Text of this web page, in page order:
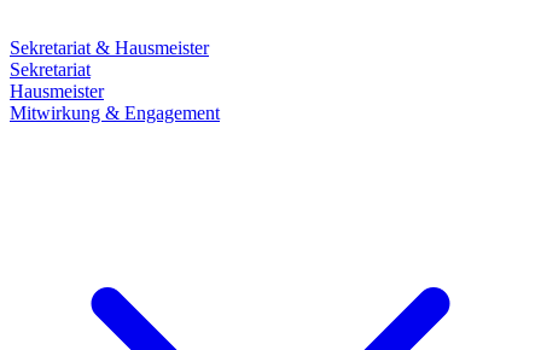
Sekretariat & Hausmeister
Sekretariat
Hausmeister
Mitwirkung & Engagement